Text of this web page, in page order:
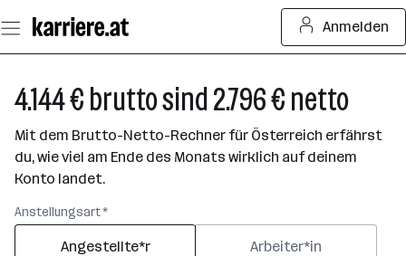
Seiteninhalt
springen
Anmelden
4.144 € brutto sind 2.796 € netto
Mit dem Brutto-Netto-Rechner für Österreich erfährst
du, wie viel am Ende des Monats wirklich auf deinem
Konto landet.
Anstellungsart *
Angestellte*r Arbeiter*in